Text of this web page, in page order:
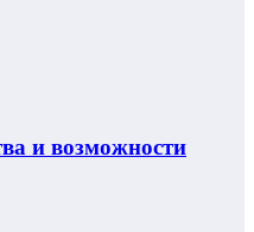
и возможности